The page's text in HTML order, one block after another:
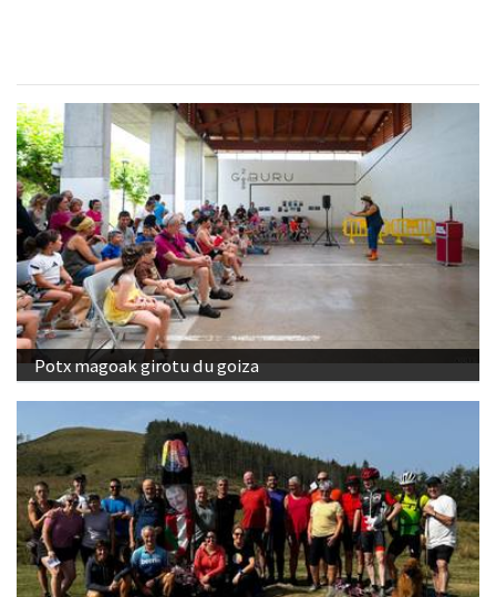
Potx magoak girotu du goiza